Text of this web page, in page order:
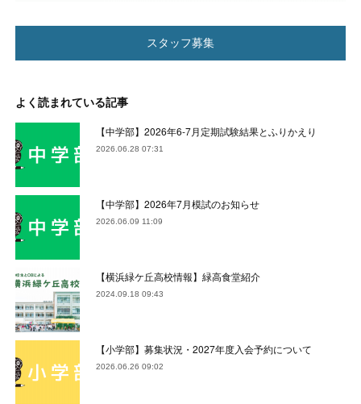
スタッフ募集
よく読まれている記事
【中学部】2026年6-7月定期試験結果とふりかえり
2026.06.28 07:31
【中学部】2026年7月模試のお知らせ
2026.06.09 11:09
【横浜緑ケ丘高校情報】緑高食堂紹介
2024.09.18 09:43
【小学部】募集状況・2027年度入会予約について
2026.06.26 09:02